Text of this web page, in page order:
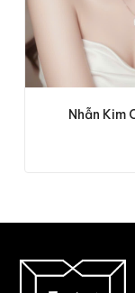
Nhẫn Kim